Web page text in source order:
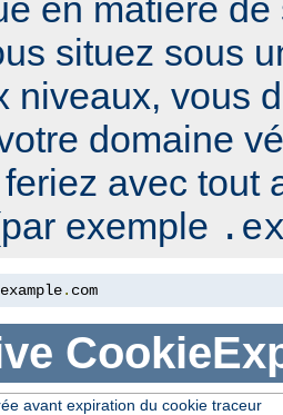
en matière
situez sous
niveaux, vous
domaine
avec tout
exemple
example. com
avant expiration du cookie traceur